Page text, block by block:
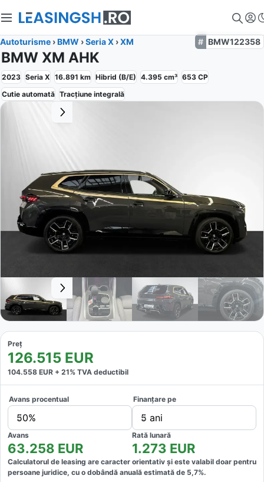
Autoturisme ›BMW ›Seria X ›XM BMW122358
BMW XM AHK
2023 Seria X 16.891 km Hibrid (B/E) 4.395 cm³ 653 CP
Cutie automată Tracțiune integrală
Preț
126.515 EUR
104.558 EUR + 21% TVA deductibil
Avans procentual
50%
Finanțare pe
5 ani
Avans
63.258 EUR
Rată lunară
1.273 EUR
Calculatorul de leasing are caracter orientativ și este valabil doar pentru
persoane juridice, cu o dobândă anuală estimată de 5,7%.